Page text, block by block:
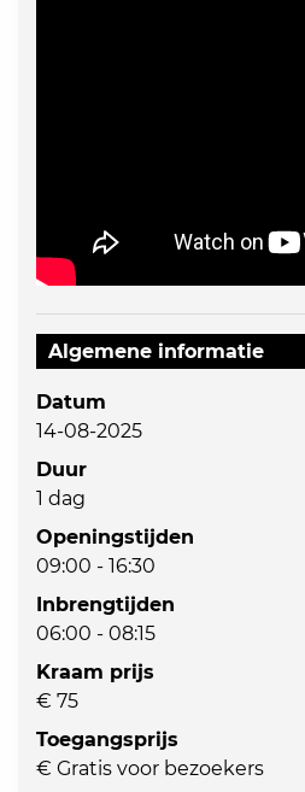
Algemene informatie
Datum
14-08-2025
Duur
1 dag
Openingstijden
09:00 - 16:30
Inbrengtijden
06:00 - 08:15
Kraam prijs
€ 75
Toegangsprijs
€ Gratis voor bezoekers